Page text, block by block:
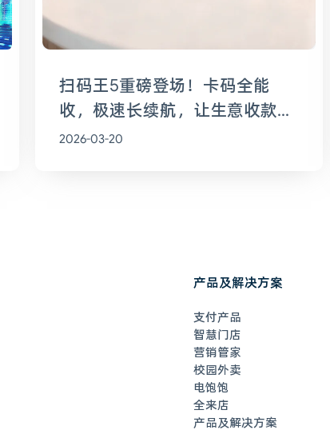
扫码王5重磅登场！卡码全能
收，极速长续航，让生意收款全
程无忧
2026-03-20
产品及解决方案
支付产品
智慧门店
营销管家
校园外卖
电饱饱
全来店
产品及解决方案